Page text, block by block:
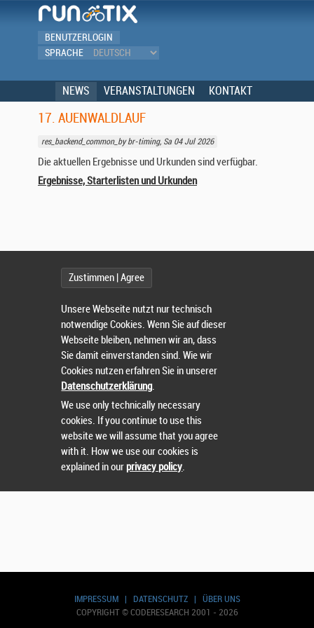
BENUTZERLOGIN
SPRACHE
NEWS VERANSTALTUNGEN KONTAKT
IMPRESSUM| DATENSCHUTZ| ÜBER UNS
COPYRIGHT © CODERESEARCH 2001 - 2026
17. AUENWALDLAUF
res_backend_common_by br-timing, Sa 04 Jul 2026
Die aktuellen Ergebnisse und Urkunden sind verfügbar.
Ergebnisse, Starterlisten und Urkunden
Zustimmen | Agree
Unsere Webseite nutzt nur technisch
notwendige Cookies. Wenn Sie auf dieser
Webseite bleiben, nehmen wir an, dass
Sie damit einverstanden sind. Wie wir
Cookies nutzen erfahren Sie in unserer
Datenschutzerklärung.
We use only technically necessary
cookies. If you continue to use this
website we will assume that you agree
with it. How we use our cookies is
explained in ourprivacy policy.